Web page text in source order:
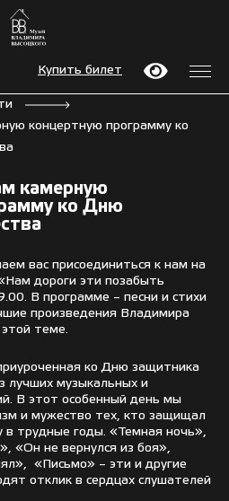
Купить билет
концертную программу ко
камерную
ко Дню
вас присоединиться к нам на
дороги эти позабыть
В программе – песни и стихи
произведения Владимира
теме.
ко Дню защитника
лучших музыкальных и
В этот особенный день мы
и мужество тех, кто защищал
трудные годы. «Темная ночь»,
«Он не вернулся из боя»,
«Письмо» – эти и другие
отклик в сердцах слушателей